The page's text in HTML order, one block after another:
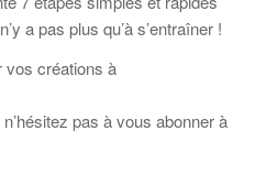
a pas plus qu’à s’entraîner !
vos créations à
pas à vous abonner à